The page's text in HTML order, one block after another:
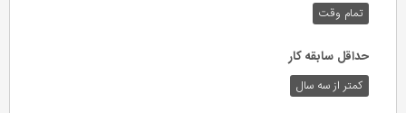
تمام وقت
حداقل سابقه کار
کمتر از سه سال